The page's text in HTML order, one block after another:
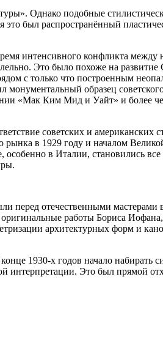
Однако подобные
был распространённый
интенсивного конфликта между
Это было похоже на
с только что построенным
образец
«Мак Ким Мид и Уайт» и более
советских и американских
в 1929 году и началом
в Италии, становились
перед отечественными мастерами
работы Бориса
архитектурных форм и
1930-х годов начало набирать
интерпретации. Это был прямой